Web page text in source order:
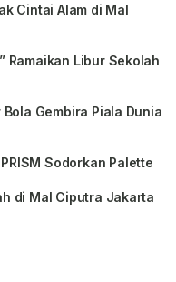
Cintai Alam di Mal
Ramaikan Libur Sekolah
Gembira Piala Dunia
Sodorkan Palette
di Mal Ciputra Jakarta